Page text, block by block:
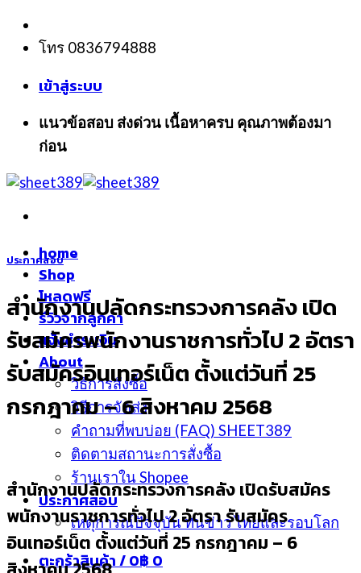
Skip
content
โทร 0836794888
เข้าสู่ระบบ
แนวข้อสอบ ส่งด่วน เนื้อหาครบ คุณภาพต้องมา
ก่อน
home
Shop
โหลดฟรี
รีวิวจากลูกค้า
แจ้งชำระเงิน
About
วิธีการสั่งซื้อ
วิธีการจัดส่ง
คำถามที่พบบ่อย (FAQ) SHEET389
ติดตามสถานะการสั่งซื้อ
ร้านเราใน Shopee
ประกาศสอบ
เหตุการณ์ปัจจุบัน ทันข่าว ไทยและรอบโลก
ตะกร้าสินค้า /0฿ 0
ประกาศสอบ
สำนักงานปลัดกระทรวงการคลัง เปิด
รับสมัครพนักงานราชการทั่วไป 2 อัตรา
รับสมัครอินเทอร์เน็ต ตั้งแต่วันที่ 25
กรกฎาคม – 6 สิงหาคม 2568
สำนักงานปลัดกระทรวงการคลัง เปิดรับสมัคร
พนักงานราชการทั่วไป 2 อัตรา รับสมัคร
อินเทอร์เน็ต ตั้งแต่วันที่ 25 กรกฎาคม – 6